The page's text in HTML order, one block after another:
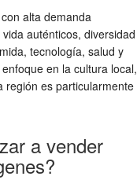
alta demanda
auténticos, diversidad
tecnología, salud y
en la cultura local,
región es particularmente
a vender